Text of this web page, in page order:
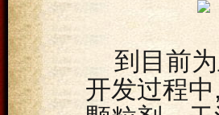
到目前
开发过程